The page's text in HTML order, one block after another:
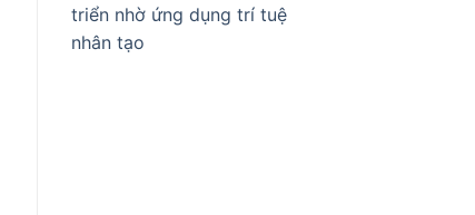
triển nhờ ứng dụng trí tuệ
nhân tạo